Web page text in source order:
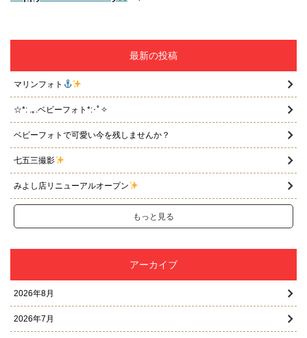
ョ
最新の投稿
マリンフォト
☆*: .｡.ベビーフォト*:･ﾟ✧
ベビーフォトで可愛い今を残しませんか？
七五三撮影
みよし店リニューアルオープン
もっと見る
アーカイブ
2026年8月
2026年7月